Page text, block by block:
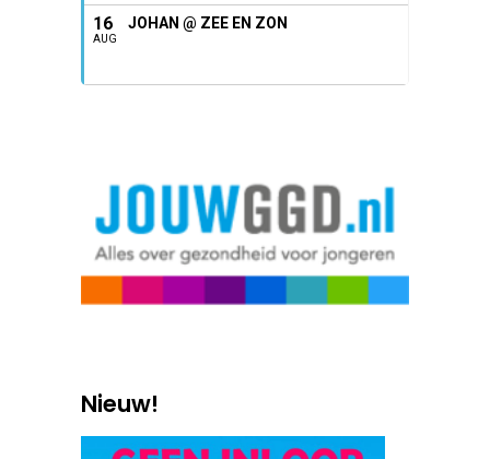
16
AUG
JOHAN @ ZEE EN ZON
Nieuw!